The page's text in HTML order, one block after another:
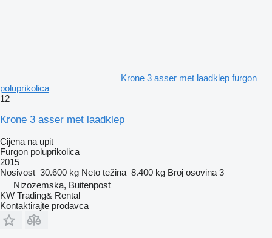
Krone 3 asser met laadklep furgon
poluprikolica
12
Krone 3 asser met laadklep
Cijena na upit
Furgon poluprikolica
2015
Nosivost 30.600 kg Neto težina 8.400 kg Broj osovina 3
Nizozemska, Buitenpost
KW Trading& Rental
Kontaktirajte prodavca